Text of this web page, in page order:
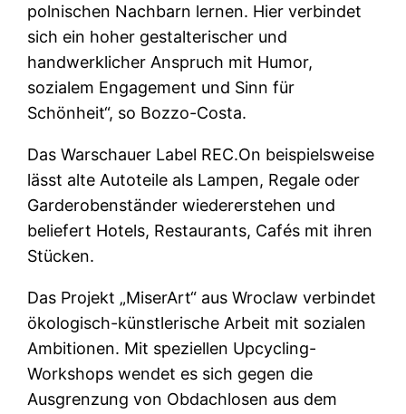
polnischen Nachbarn lernen. Hier verbindet
sich ein hoher gestalterischer und
handwerklicher Anspruch mit Humor,
sozialem Engagement und Sinn für
Schönheit“, so Bozzo-Costa.
Das Warschauer Label REC.On beispielsweise
lässt alte Autoteile als Lampen, Regale oder
Garderobenständer wiedererstehen und
beliefert Hotels, Restaurants, Cafés mit ihren
Stücken.
Das Projekt „MiserArt“ aus Wroclaw verbindet
ökologisch-künstlerische Arbeit mit sozialen
Ambitionen. Mit speziellen Upcycling-
Workshops wendet es sich gegen die
Ausgrenzung von Obdachlosen aus dem